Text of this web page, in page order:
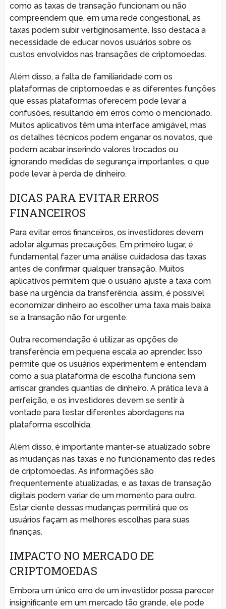
como as taxas de transação funcionam ou não
compreendem que, em uma rede congestional, as
taxas podem subir vertiginosamente. Isso destaca a
necessidade de educar novos usuários sobre os
custos envolvidos nas transações de criptomoedas.
Além disso, a falta de familiaridade com os
plataformas de criptomoedas e as diferentes funções
que essas plataformas oferecem pode levar a
confusões, resultando em erros como o mencionado.
Muitos aplicativos têm uma interface amigável, mas
os detalhes técnicos podem enganar os novatos, que
podem acabar inserindo valores trocados ou
ignorando medidas de segurança importantes, o que
pode levar à perda de dinheiro.
DICAS PARA EVITAR ERROS
FINANCEIROS
Para evitar erros financeiros, os investidores devem
adotar algumas precauções. Em primeiro lugar, é
fundamental fazer uma análise cuidadosa das taxas
antes de confirmar qualquer transação. Muitos
aplicativos permitem que o usuário ajuste a taxa com
base na urgência da transferência, assim, é possível
economizar dinheiro ao escolher uma taxa mais baixa
se a transação não for urgente.
Outra recomendação é utilizar as opções de
transferência em pequena escala ao aprender. Isso
permite que os usuários experimentem e entendam
como a sua plataforma de escolha funciona sem
arriscar grandes quantias de dinheiro. A prática leva à
perfeição, e os investidores devem se sentir à
vontade para testar diferentes abordagens na
plataforma escolhida.
Além disso, é importante manter-se atualizado sobre
as mudanças nas taxas e no funcionamento das redes
de criptomoedas. As informações são
frequentemente atualizadas, e as taxas de transação
digitais podem variar de um momento para outro.
Estar ciente dessas mudanças permitirá que os
usuários façam as melhores escolhas para suas
finanças.
IMPACTO NO MERCADO DE
CRIPTOMOEDAS
Embora um único erro de um investidor possa parecer
insignificante em um mercado tão grande, ele pode